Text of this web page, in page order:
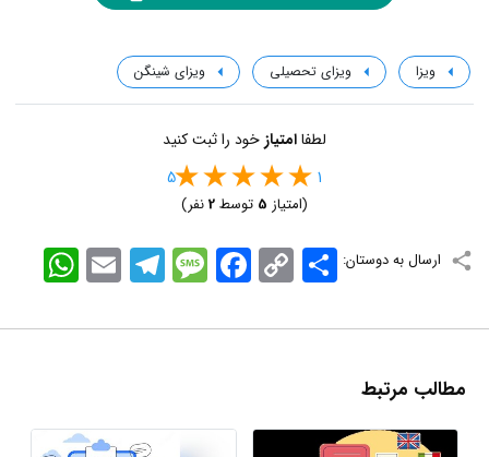
ویزا ویزای تحصیلی ویزای شینگن
لطفاامتیاز خود را ثبت کنید
1
5
(امتیاز 5 توسط2نفر)
ارسال به دوستان: WhatsApp EmailTelegramMessageFacebook Copy
Link
اشتراک
مطالب مرتبط